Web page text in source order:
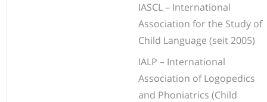
IASCL – International
Association for the Study of
Child Language (seit 2005)
IALP – International
Association of Logopedics
and Phoniatrics (Child